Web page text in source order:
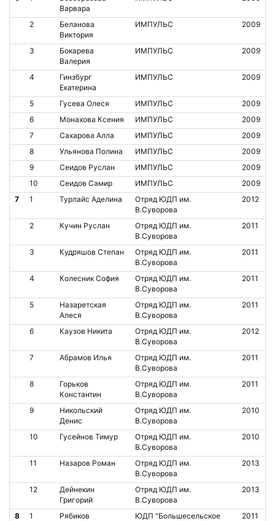
Варвара
2
Беланова
Виктория
ИМПУЛЬС 2009
3
Бокарева
Валерия
ИМПУЛЬС 2009
4
Гинзбург
Екатерина
ИМПУЛЬС 2009
5 Гусева Олеся ИМПУЛЬС
2009
6
Монахова Ксения ИМПУЛЬС
2009
7
Сахарова Алла ИМПУЛЬС
2009
8
Ульянова Полина ИМПУЛЬС
2009
9
Сеидов Руслан ИМПУЛЬС
2009
10
Сеидов Самир ИМПУЛЬС
2009
7
1 Турлайс Аделина
Отряд ЮДП им.
В.Суворова
2012
2 Кучин Руслан
Отряд ЮДП им.
В.Суворова
2011
3 Кудряшов Степан
Отряд ЮДП им.
В.Суворова
2011
4 Колесник София
Отряд ЮДП им.
В.Суворова
2011
5
Назаретская
Алеся
Отряд ЮДП им.
В.Суворова
2011
6 Каузов Никита
Отряд ЮДП им.
В.Суворова
2012
7 Абрамов Илья
Отряд ЮДП им.
В.Суворова
2011
8
Горьков
Константин
Отряд ЮДП им.
В.Суворова
2011
9
Никольский
Денис
Отряд ЮДП им.
В.Суворова
2010
10 Гусейнов Тимур
Отряд ЮДП им.
В.Суворова
2010
11 Назаров Роман
Отряд ЮДП им.
В.Суворова
2013
12
Дейнекин
Григорий
Отряд ЮДП им.
В.Суворова
2013
8 1
Рябиков
ЮДП "Большесельское
2011